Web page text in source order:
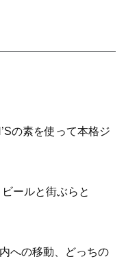
の素を使って本格ジ
ールと街ぶらと
への移動、どっちの